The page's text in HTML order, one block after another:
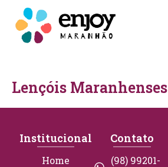
Lençóis Maranhenses
Institucional
Home
Contato
(98) 99201-